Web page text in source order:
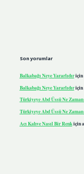
Son yorumlar
Balkabağı Neye Yararlıdıriçin
Balkabağı Neye Yararlıdıriçin
Türkiyeye Abd Üssü Ne
Türkiyeye Abd Üssü Ne
Acı Kahve Nasıl Bir Renkiçin